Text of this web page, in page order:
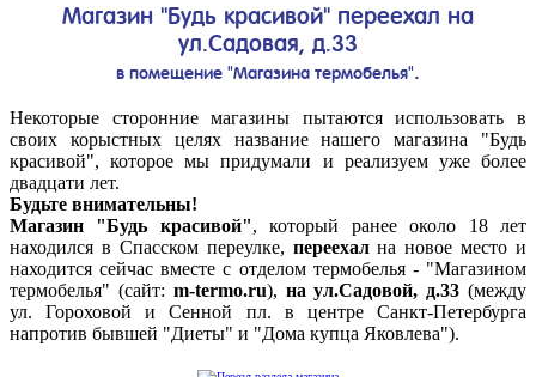
Магазин "Будь красивой" переехал на
ул.Садовая, д.33
в помещение "Магазина термобелья".
Некоторые сторонние магазины пытаются использовать в
своих корыстных целях название нашего магазина "Будь
красивой", которое мы придумали и реализуем уже более
двадцати лет.
Будьте внимательны!
Магазин "Будь красивой", который ранее около 18 лет
находился в Спасском переулке, переехална новое место и
находится сейчас вместе с отделом термобелья - "Магазином
термобелья" (сайт: m-termo.ru), на ул.Садовой, д.33 (между
ул. Гороховой и Сенной пл. в центре Санкт-Петербурга
напротив бывшей "Диеты" и "Дома купца Яковлева").